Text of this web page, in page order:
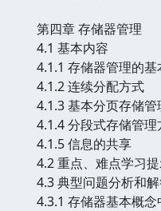
第四章 存储器管理
4.1 基本内容
4.1.1 存储器管理的基
4.1.2 连续分配方式
4.1.3 基本分页存储管
4.1.4 分段式存储管理
4.1.5 信息的共享
4.2 重点、难点学习
4.3 典型问题分析和
4.3.1 存储器基本概